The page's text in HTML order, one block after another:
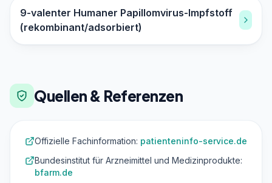
9-valenter Humaner Papillomvirus-Impfstoff
(rekombinant/adsorbiert)
Quellen & Referenzen
Offizielle Fachinformation: patienteninfo-service.de
Bundesinstitut für Arzneimittel und Medizinprodukte:
bfarm.de